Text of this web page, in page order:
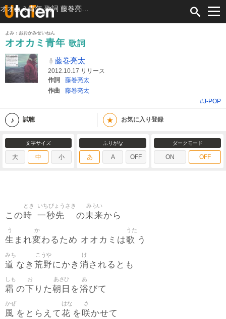
よみ：おおかみせいねん
オオカミ青年 歌詞
藤巻亮太
2012.10.17 リリース
作詞
藤巻亮太
作曲
藤巻亮太
#J-POP
試聴 ★ お気に入り登録
文字サイズ
大 中 小
ふりがな
あ A OFF
ダークモード
ON OFF
この時
とき
一秒先
いちびょうさき
の未来
みらい
から
生
う
まれ変
か
わるため オオカミは歌
うた
う
道
みち
なき 荒野
こうや
にかき 消
け
されるとも
霜
しも
の下
お
りた朝日
あさひ
を浴
あ
びて
風
かぜ
をとらえて花
はな
を咲
さ
かせて